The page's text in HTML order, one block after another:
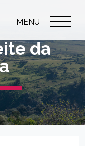
MENU
da